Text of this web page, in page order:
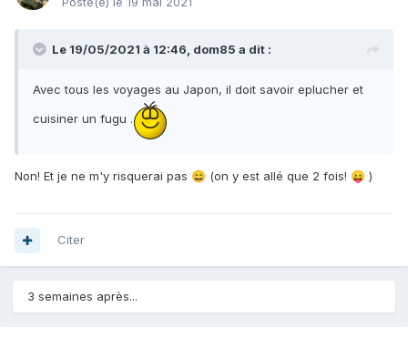
Le 19/05/2021 à 12:46, dom85 a dit :
Avec tous les voyages au Japon, il doit savoir eplucher et
cuisiner un fugu .
Non! Et je ne m'y risquerai pas 😄 (on y est allé que 2 fois! 😛 )
Citer
3 semaines après...